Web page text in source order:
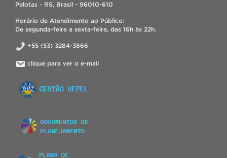
Pelotas - RS, Brasil - 96010-610
Horário de Atendimento ao Público:
De segunda-feira a sexta-feira, das 16h às 22h.
+55 (53) 3284-3866
clique para ver o e-mail